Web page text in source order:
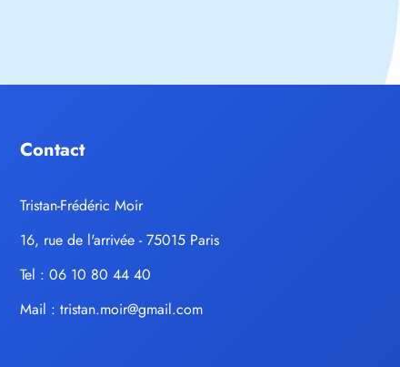
Contact
Tristan-Frédéric Moir
16, rue de l'arrivée - 75015 Paris
Tel : 06 10 80 44 40
Mail :tristan.moir@gmail.com